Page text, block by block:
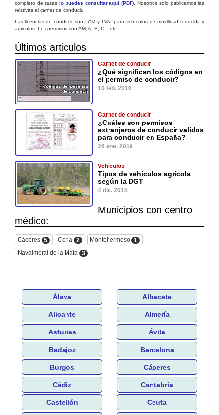
completo de tasas lo puedes consultar aquí (PDF) . Nosotros solo publicamos las
relativas al carnet de conducir.
Las licencias de conducir son LCM y LVA, para vehículos de movilidad reducida y
agricolas. Los permisos son AM, A, B, C... etc.
Últimos articulos
Carnet de conducir
¿Qué significan los códigos en
el permiso de conducir?
10 feb. 2016
Carnet de conducir
¿Cuáles son permisos
extranjeros de conducir validos
para conducir en España?
26 ene. 2016
Vehículos
Tipos de vehículos agricola
según la DGT
4 dic. 2015
Municipios con centro
médico:
Cáceres 5 Coria 2 Montehermoso 1
Navalmoral de la Mata
3
Álava Albacete
Alicante Almería
Asturias Ávila
Badajoz Barcelona
Burgos Cáceres
Cádiz Cantabria
Castellón Ceuta